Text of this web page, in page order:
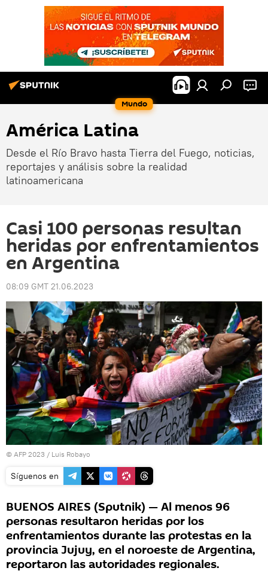
Mundo
América Latina
Desde el Río Bravo hasta Tierra del Fuego, noticias,
reportajes y análisis sobre la realidad
latinoamericana
Casi 100 personas resultan
heridas por enfrentamientos
en Argentina
08:09 GMT 21.06.2023
© AFP 2023 / Luis Robayo
Síguenos en
BUENOS AIRES (Sputnik) — Al menos 96
personas resultaron heridas por los
enfrentamientos durante las protestas en la
provincia Jujuy, en el noroeste de Argentina,
reportaron las autoridades regionales.